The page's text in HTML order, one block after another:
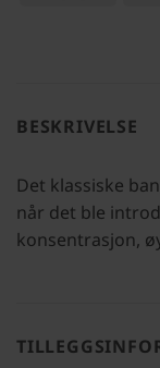
BESKRIVELSE
Det klassiske
når det ble
konsentrasjon,